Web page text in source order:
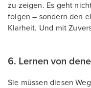
zu zeigen. Es geht
folgen – sondern den
Klarheit. Und mit
6. Lernen von
Sie müssen diesen